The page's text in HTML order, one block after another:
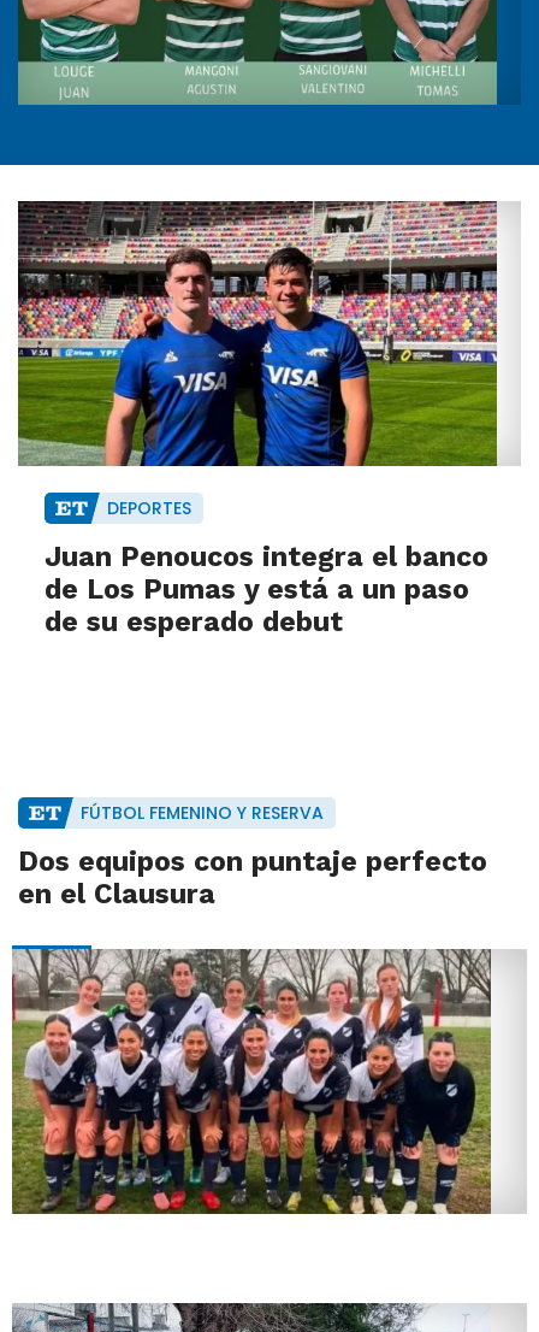
DEPORTES
Juan Penoucos integra el banco
de Los Pumas y está a un paso
de su esperado debut
FÚTBOL FEMENINO Y RESERVA
Dos equipos con puntaje perfecto
en el Clausura